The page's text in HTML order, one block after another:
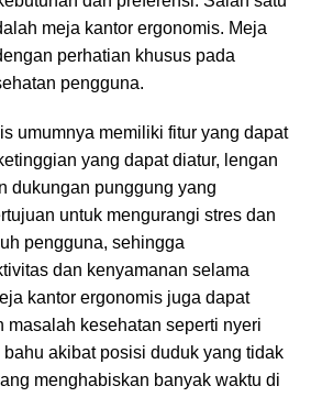
meja kantor ergonomis. Meja
perhatian khusus pada
pengguna.
umumnya memiliki fitur yang dapat
yang dapat diatur, lengan
dukungan punggung yang
untuk mengurangi stres dan
pengguna, sehingga
dan kenyamanan selama
kantor ergonomis juga dapat
masalah kesehatan seperti nyeri
akibat posisi duduk yang tidak
menghabiskan banyak waktu di